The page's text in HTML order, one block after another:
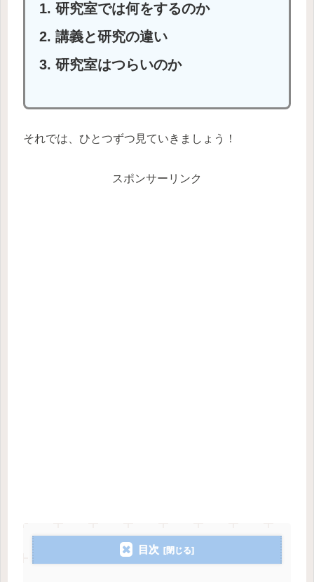
研究室では何をするのか
講義と研究の違い
研究室はつらいのか
それでは、ひとつずつ見ていきましょう！
スポンサーリンク
目次